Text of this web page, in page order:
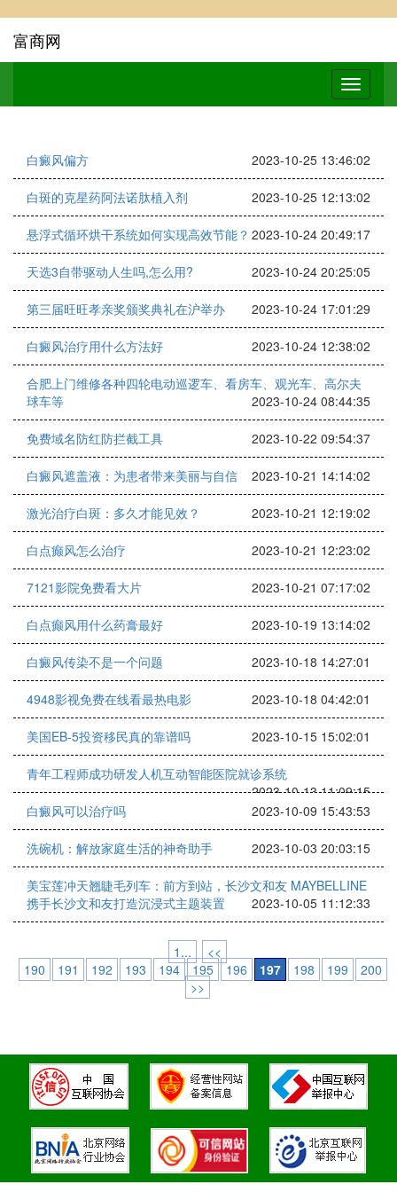
富商网
白癜风偏方 2023-10-25 13:46:02
白斑的克星药阿法诺肽植入剂 2023-10-25 12:13:02
悬浮式循环烘干系统如何实现高效节能？ 2023-10-24 20:49:17
天选3自带驱动人生吗,怎么用? 2023-10-24 20:25:05
第三届旺旺孝亲奖颁奖典礼在沪举办 2023-10-24 17:01:29
白癜风治疗用什么方法好 2023-10-24 12:38:02
合肥上门维修各种四轮电动巡逻车、看房车、观光车、高尔夫
球车等
2023-10-24 08:44:35
免费域名防红防拦截工具 2023-10-22 09:54:37
白癜风遮盖液：为患者带来美丽与自信 2023-10-21 14:14:02
激光治疗白斑：多久才能见效？ 2023-10-21 12:19:02
白点癫风怎么治疗 2023-10-21 12:23:02
7121影院免费看大片 2023-10-21 07:17:02
白点癫风用什么药膏最好 2023-10-19 13:14:02
白癜风传染不是一个问题 2023-10-18 14:27:01
4948影视免费在线看最热电影 2023-10-18 04:42:01
美国EB-5投资移民真的靠谱吗 2023-10-15 15:02:01
青年工程师成功研发人机互动智能医院就诊系统
2023-10-13 11:09:15
白癜风可以治疗吗
2023-10-09 15:43:53
洗碗机：解放家庭生活的神奇助手 2023-10-03 20:03:15
美宝莲冲天翘睫毛列车：前方到站，长沙文和友 MAYBELLINE
携手长沙文和友打造沉浸式主题装置
2023-10-05 11:12:33
1...
<<
190
191 192 193 194 195 196 197 198 199
200
>>